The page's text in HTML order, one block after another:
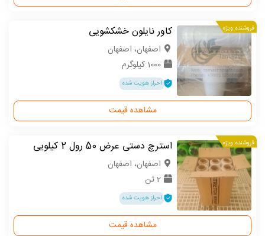
فروشنده ویژه کاور نایلون خشکشویی
اصفهان، اصفهان
1000 کیلوگرم
احراز هویت شده
مشاهده قیمت
فروشنده ویژه استرچ دستی عرض 50 رول 2 کیلویی
اصفهان، اصفهان
2 تن
احراز هویت شده
مشاهده قیمت